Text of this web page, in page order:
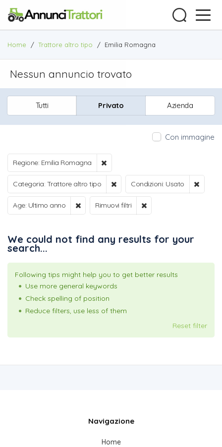
Home / Trattore altro tipo / Emilia Romagna
Nessun annuncio trovato
Tutti Privato Azienda
Con immagine
Regione: Emilia Romagna
Categoria: Trattore altro tipo Condizioni: Usato
Age: Ultimo anno Rimuovi filtri
We could not find any results for your
search...
Following tips might help you to get better results
Use more general keywords
Check spelling of position
Reduce filters, use less of them
Reset filter
Navigazione
Home